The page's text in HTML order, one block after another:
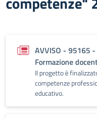
AVVISO - 95165
Formazione
Il progetto è
competenze
educativo.